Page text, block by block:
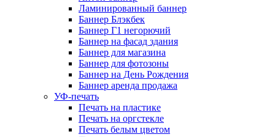
Ламинированный баннер
Баннер Блэкбек
Баннер Г1 негорючий
Баннер на фасад здания
Баннер для магазина
Баннер для фотозоны
Баннер на День Рождения
Баннер аренда продажа
УФ-печать
Печать на пластике
Печать на оргстекле
Печать белым цветом